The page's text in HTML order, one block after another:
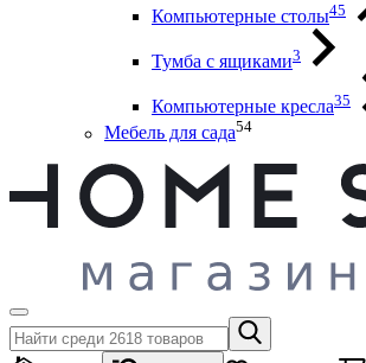
Компьютерные столы45
Тумба с ящиками3
Компьютерные кресла35
Мебель для сада54